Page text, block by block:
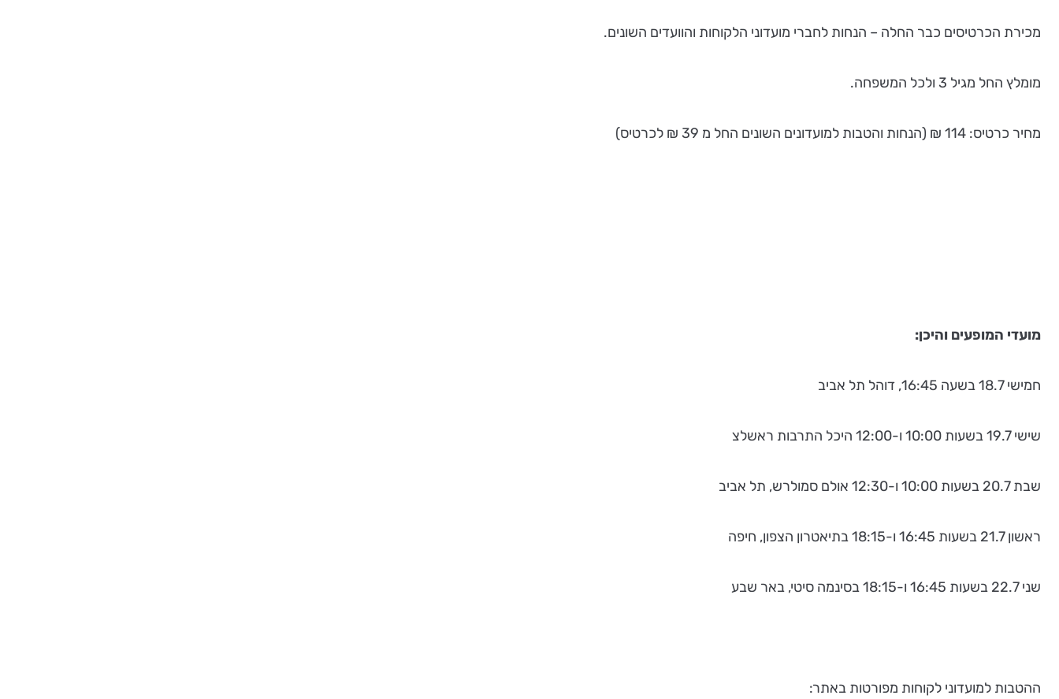
מכירת הכרטיסים כבר החלה – הנחות לחברי מועדוני הלקוחות והוועדים השונים.
מומלץ החל מגיל 3 ולכל המשפחה.
מחיר כרטיס: 114 ₪ (הנחות והטבות למועדונים השונים החל מ 39 ₪ לכרטיס)
מועדי המופעים והיכן:
חמישי 18.7 בשעה 16:45, דוהל תל אביב
שישי 19.7 בשעות 10:00 ו-12:00 היכל התרבות ראשלצ
שבת 20.7 בשעות 10:00 ו-12:30 אולם סמולרש, תל אביב
ראשון 21.7 בשעות 16:45 ו-18:15 בתיאטרון הצפון, חיפה
שני 22.7 בשעות 16:45 ו-18:15 בסינמה סיטי, באר שבע
ההטבות למועדוני לקוחות מפורטות באתר: